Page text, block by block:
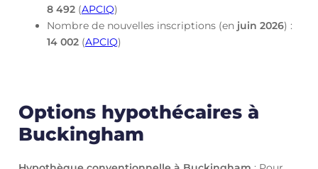
8 492(APCIQ)
Nombre de nouvelles inscriptions (en juin 2026) :
14 002(APCIQ)
Options hypothécaires à
Buckingham